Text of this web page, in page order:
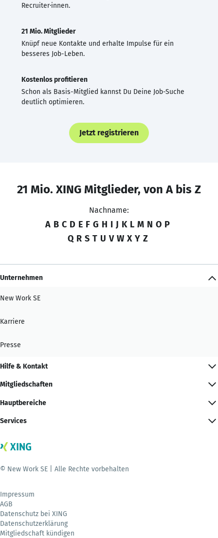
Recruiter·innen.
21 Mio. Mitglieder
Knüpf neue Kontakte und erhalte Impulse für ein
besseres Job-Leben.
Kostenlos profitieren
Schon als Basis-Mitglied kannst Du Deine Job-Suche
deutlich optimieren.
Jetzt registrieren
21 Mio. XING Mitglieder, von A bis Z
Nachname:
A B C D E F G H I J K L M N O P
Q R S T U V W X Y Z
Unternehmen
New Work SE
Karriere
Presse
Hilfe & Kontakt
Mitgliedschaften
Hauptbereiche
Services
© New Work SE | Alle Rechte vorbehalten
Impressum
AGB
Datenschutz bei XING
Datenschutzerklärung
Mitgliedschaft kündigen